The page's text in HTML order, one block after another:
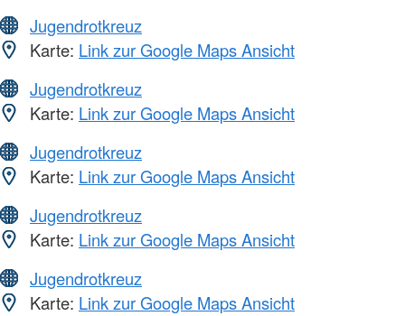
Jugendrotkreuz
Karte: Link zur Google Maps Ansicht
Jugendrotkreuz
Karte: Link zur Google Maps Ansicht
Jugendrotkreuz
Karte: Link zur Google Maps Ansicht
Jugendrotkreuz
Karte: Link zur Google Maps Ansicht
Jugendrotkreuz
Karte: Link zur Google Maps Ansicht